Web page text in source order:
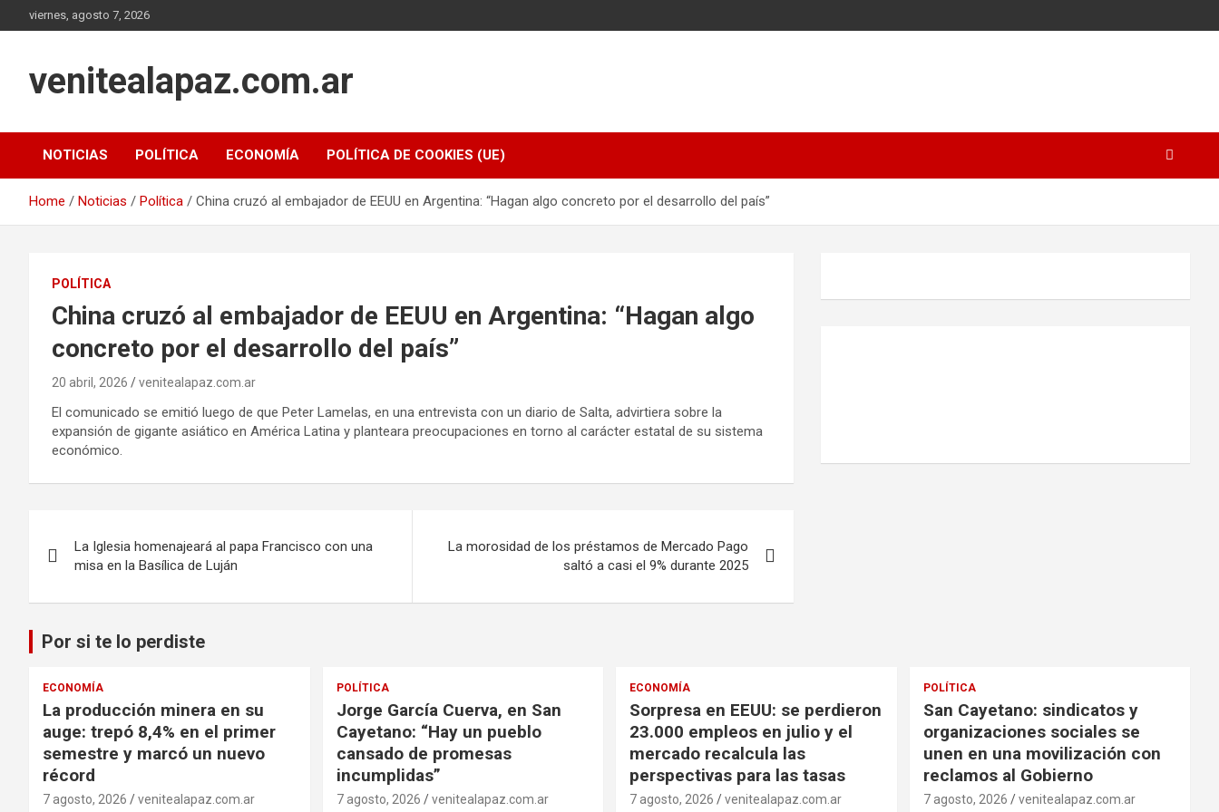
to
viernes, agosto 7, 2026
venitealapaz.com.ar
NOTICIAS POLÍTICA ECONOMÍA POLÍTICA DE COOKIES (UE)
Home Noticias Política China cruzó al embajador de EEUU en Argentina: “Hagan algo concreto por el desarrollo del país”
POLÍTICA
China cruzó al embajador de EEUU en Argentina: “Hagan algo
concreto por el desarrollo del país”
20 abril, 2026 venitealapaz.com.ar
El comunicado se emitió luego de que Peter Lamelas, en una entrevista con un diario de Salta, advirtiera sobre la
expansión de gigante asiático en América Latina y planteara preocupaciones en torno al carácter estatal de su sistema
económico.
de
entradas
La Iglesia homenajeará al papa Francisco con una
misa en la Basílica de Luján
La morosidad de los préstamos de Mercado Pago
saltó a casi el 9% durante 2025
Por si te lo perdiste
ECONOMÍA
La producción minera en su
auge: trepó 8,4% en el primer
semestre y marcó un nuevo
récord
7 agosto, 2026 venitealapaz.com.ar
POLÍTICA
Jorge García Cuerva, en San
Cayetano: “Hay un pueblo
cansado de promesas
incumplidas”
7 agosto, 2026 venitealapaz.com.ar
ECONOMÍA
Sorpresa en EEUU: se perdieron
23.000 empleos en julio y el
mercado recalcula las
perspectivas para las tasas
7 agosto, 2026 venitealapaz.com.ar
POLÍTICA
San Cayetano: sindicatos y
organizaciones sociales se
unen en una movilización con
reclamos al Gobierno
7 agosto, 2026 venitealapaz.com.ar